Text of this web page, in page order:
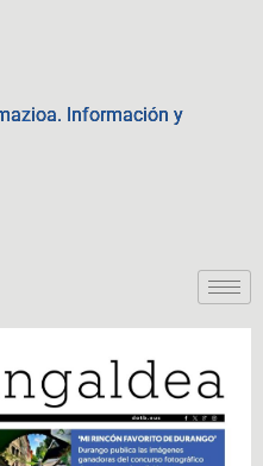
Información y